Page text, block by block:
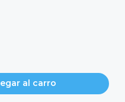
al carro